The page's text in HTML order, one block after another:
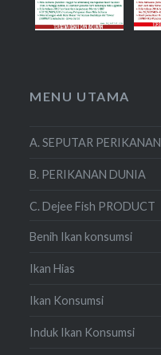
MENU UTAMA
A. SEPUTAR PERIKANAN
B. PERIKANAN DUNIA
C. Dejee Fish PRODUCT
Benih Ikan konsumsi
Ikan Hias
Ikan Konsumsi
Induk Ikan Konsumsi